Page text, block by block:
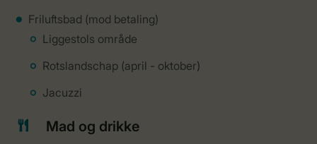
Friluftsbad (mod betaling)
Liggestols område
Rotslandschap (april - oktober)
Jacuzzi
Mad og drikke